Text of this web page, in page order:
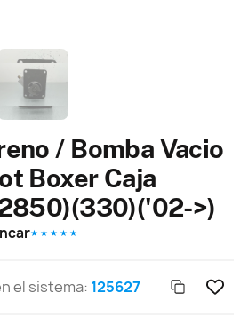
/ Bomba Vacio
Boxer Caja
>)
★ ★ ★ ★ ★
el sistema: 125627